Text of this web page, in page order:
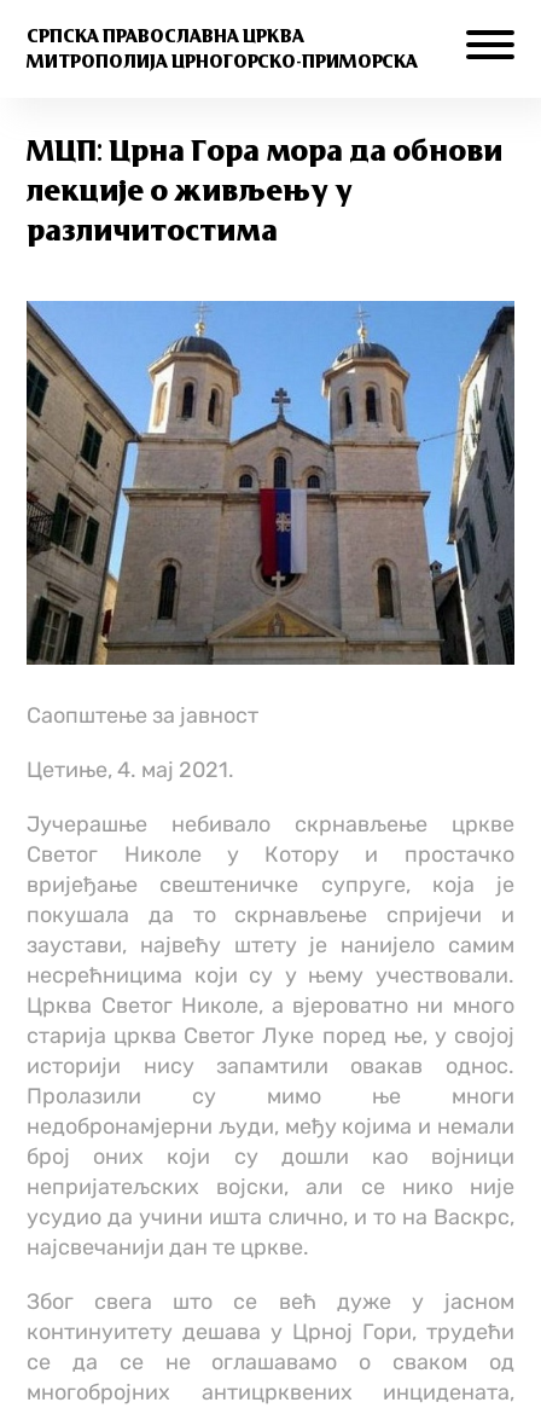
СРПСКА ПРАВОСЛАВНА ЦРКВА
МИТРОПОЛИЈА ЦРНОГОРСКО-ПРИМОРСКА
МЦП: Црна Гора мора да обнови
лекције о живљењу у
различитостима
Саопштење за јавност
Цетиње, 4. мај 2021.
Јучерашње небивало скрнављење цркве
Светог Николе у Котору и простачко
вријеђање свештеничке супруге, која је
покушала да то скрнављење спријечи и
заустави, највећу штету је нанијело самим
несрећницима који су у њему учествовали.
Црква Светог Николе, а вјероватно ни много
старија црква Светог Луке поред ње, у својој
историји нису запамтили овакав однос.
Пролазили су мимо ње многи
недобронамјерни људи, међу којима и немали
број оних који су дошли као војници
непријатељских војски, али се нико није
усудио да учини ишта слично, и то на Васкрс,
најсвечанији дан те цркве.
Због свега што се већ дуже у јасном
континуитету дешава у Црној Гори, трудећи
се да се не оглашавамо о сваком од
многобројних антицрквених инцидената,